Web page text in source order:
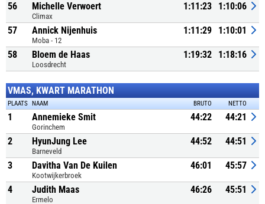
56 Michelle Verwoert
Climax
1:11:23 1:10:06
57 Annick Nijenhuis
Moba - 12
1:11:29 1:10:01
58 Bloem de Haas
Loosdrecht
1:19:32 1:18:16
VMAS, KWART MARATHON
PLAATS NAAM BRUTO NETTO
1 Annemieke Smit
Gorinchem
44:22 44:21
2 HyunJung Lee
Barneveld
44:52 44:51
3 Davitha Van De Kuilen
Kootwijkerbroek
46:01 45:57
4 Judith Maas
Ermelo
46:26 45:51